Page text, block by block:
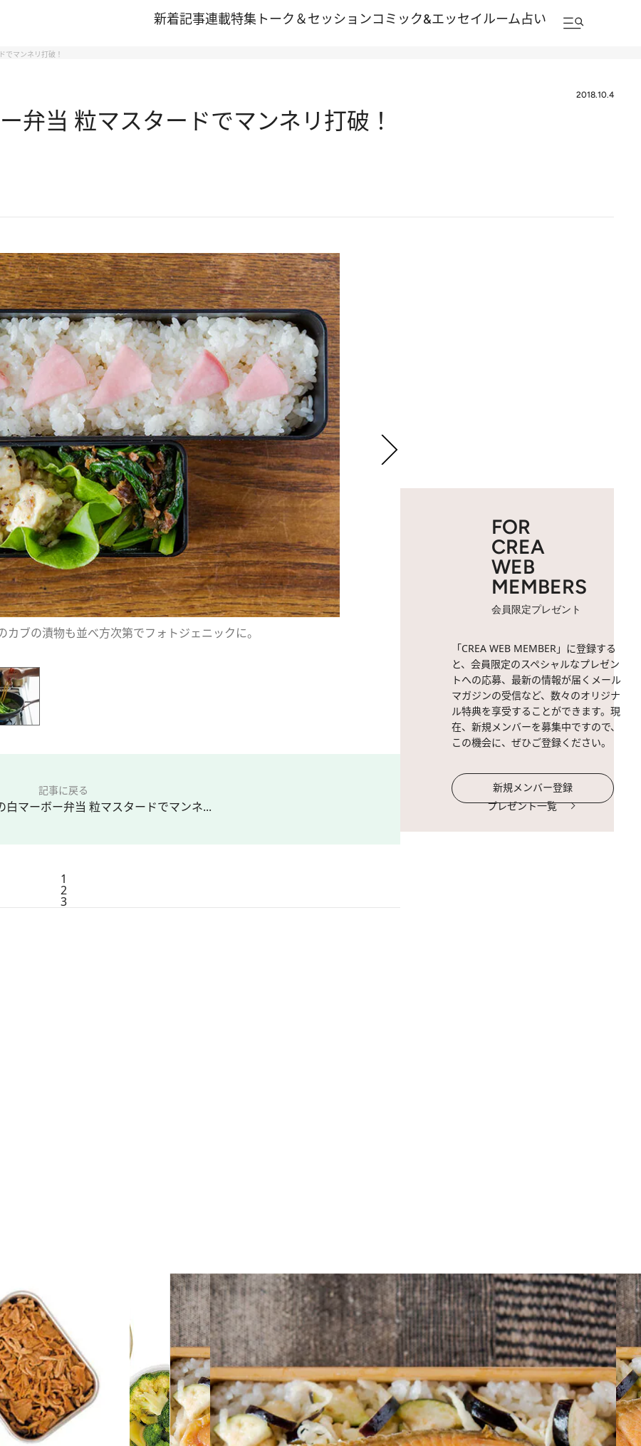
新着記事連載特集 トーク＆セッションコミック&エッセイルーム占い
でマンネリ打破！
2018.10.4
弁当 粒マスタードでマンネリ打破！
ブの漬物も並べ方次第でフォトジェニックに。
パンにスペースをつくって
で調味料がきちんと混ざっ
いくのも防げます。
記事に戻る
白マーボー弁当 粒マスタードでマンネ...
1
2
3
FOR
CREA
WEB
MEMBERS
会員限定プレゼント
「CREA WEB MEMBER」に登録する
と、会員限定のスペシャルなプレゼン
トへの応募、最新の情報が届くメール
マガジンの受信など、数々のオリジナ
ル特典を享受することができます。現
在、新規メンバーを募集中ですので、
この機会に、ぜひご登録ください。
新規メンバー登録
プレゼント一覧